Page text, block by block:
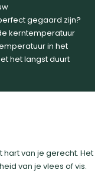
gegaard zijn?
kerntemperatuur
in het
het langst duurt
van je gerecht. Het
van je vlees of vis.